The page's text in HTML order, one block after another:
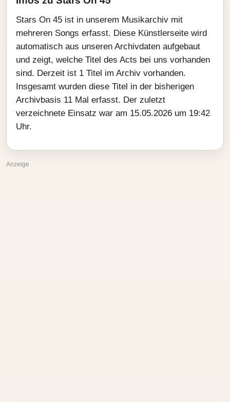
Stars On 45 ist in unserem Musikarchiv mit
mehreren Songs erfasst. Diese Künstlerseite wird
automatisch aus unseren Archivdaten aufgebaut
und zeigt, welche Titel des Acts bei uns vorhanden
sind. Derzeit ist 1 Titel im Archiv vorhanden.
Insgesamt wurden diese Titel in der bisherigen
Archivbasis 11 Mal erfasst. Der zuletzt
verzeichnete Einsatz war am 15.05.2026 um 19:42
Uhr.
Anzeige